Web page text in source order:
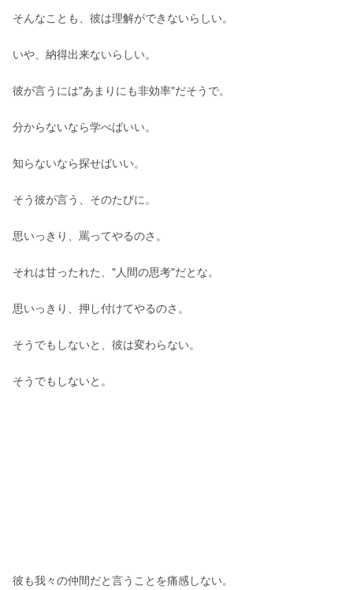
そんなことも、彼は理解ができないらしい。
いや、納得出来ないらしい。
彼が言うには"あまりにも非効率"だそうで。
分からないなら学べばいい。
知らないなら探せばいい。
そう彼が言う、そのたびに。
思いっきり、罵ってやるのさ。
それは甘ったれた、"人間の思考"だとな。
思いっきり、押し付けてやるのさ。
そうでもしないと、彼は変わらない。
そうでもしないと。
彼も我々の仲間だと言うことを痛感しない。